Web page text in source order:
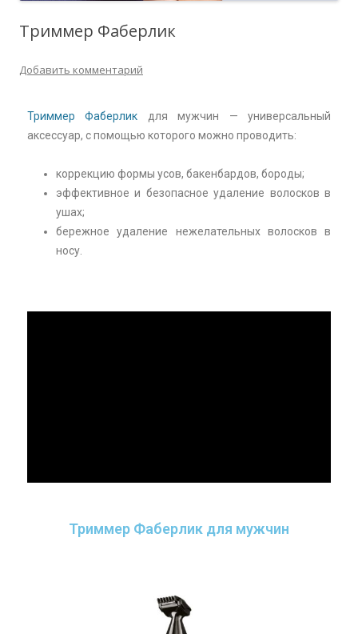
Триммер Фаберлик
Добавить комментарий
Триммер Фаберлик для мужчин — универсальный
аксессуар, с помощью которого можно проводить:
коррекцию формы усов, бакенбардов, бороды;
эффективное и безопасное удаление волосков в
ушах;
бережное удаление нежелательных волосков в
носу.
Триммер Фаберлик для мужчин